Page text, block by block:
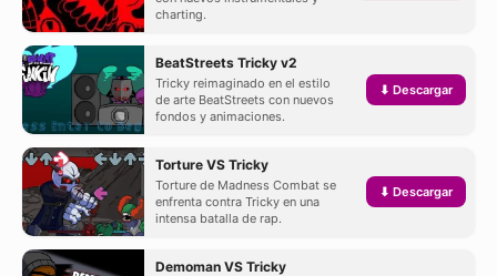
charting.
BeatStreets Tricky v2
Tricky reimaginado en el estilo
de arte BeatStreets con nuevos
fondos y animaciones.
⬇ Descargar
Torture VS Tricky
Torture de Madness Combat se
enfrenta contra Tricky en una
intensa batalla de rap.
⬇ Descargar
Demoman VS Tricky